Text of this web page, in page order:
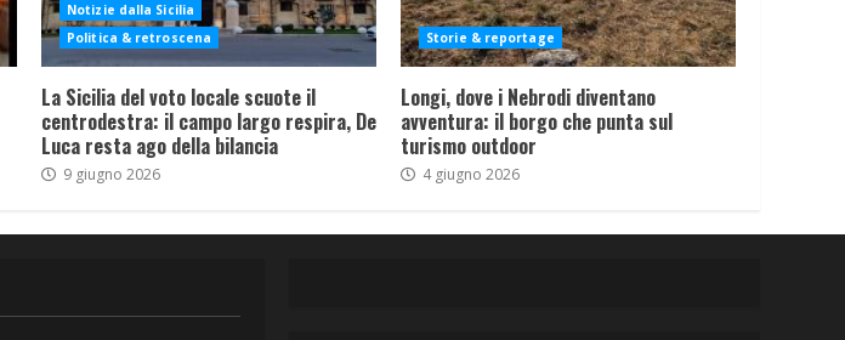
Notizie dalla Sicilia
Politica & retroscena
La Sicilia del voto locale scuote il
centrodestra: il campo largo respira, De
Luca resta ago della bilancia
9 giugno 2026
Storie & reportage
Longi, dove i Nebrodi diventano
avventura: il borgo che punta sul
turismo outdoor
4 giugno 2026